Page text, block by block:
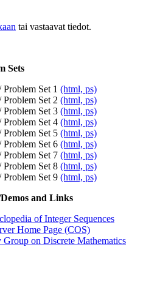
tai vastaavat tiedot.
Sets
Problem Set 1 (html, ps)
Problem Set 2 (html, ps)
Problem Set 3 (html, ps)
Problem Set 4 (html, ps)
Problem Set 5 (html, ps)
Problem Set 6 (html, ps)
Problem Set 7 (html, ps)
Problem Set 8 (html, ps)
Problem Set 9 (html, ps)
and Links
of Integer Sequences
Home Page (COS)
on Discrete Mathematics